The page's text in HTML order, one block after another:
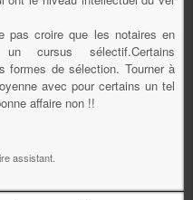
pas croire que les notaires en
cursus sélectif.Certains
formes de sélection. Tourner à
avec pour certains un tel
affaire non !!
assistant.